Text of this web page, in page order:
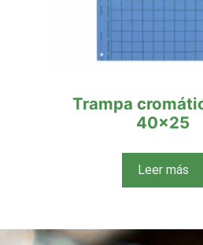
Trampa
40×25
Leer más